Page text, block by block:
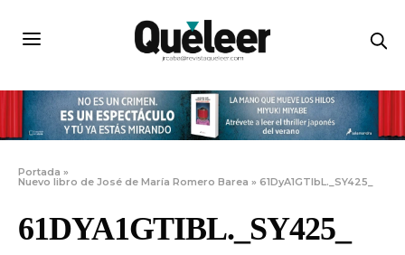
Portada »
Nuevo libro de José de María Romero Barea »61DyA1GTIbL._SY425_
61DYA1GTIBL._SY425_